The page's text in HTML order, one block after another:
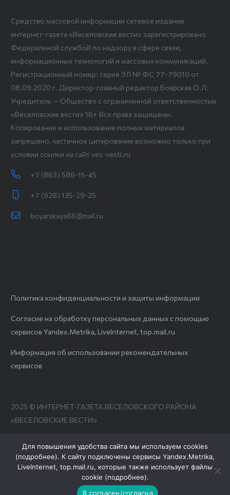
Средство массовой информации сетевое издание
интернет-газета «Веселовские вести» зарегистрировано
Федеральной службой по надзору в сфере связи,
информационных технологий и массовых коммуникаций.
Регистрационный номер: серия ЭЛ № ФС 77-79010 от
08.09.2020 г. Директор-главный редактор Боярская О.Л.
Учредитель — Общество с ограниченной ответственностью
«Веселовские вести» 16+ Все права защищены.
Копирование и использование полных материалов
запрещено, частичное цитирование возможно только при
условии ссылки на сайт ves-vesti.ru
+7 (863) 586-15-45
+7 (928) 135-29-25
boyarskaya66@mail.ru
Политика конфиденциальности и защиты информации
Согласие на обработку персональных данных с помощью
сервисов Yandex.Metrika, LiveInternet, top.mail.ru
Информация об использовании рекомендательных
сервисов
2025 © ИНТЕРНЕТ-ГАЗЕТА ВЕСЕЛОВСКОГО РАЙОНА
«ВЕСЕЛОВСКИЕ ВЕСТИ»
Для повышения удобства сайта мы используем cookies
(подробнее). К сайту подключены сервисы Yandex.Metrika,
LiveInternet, top.mail.ru, которые также использует файлы
cookie (подробнее).
Я согласен/согласна